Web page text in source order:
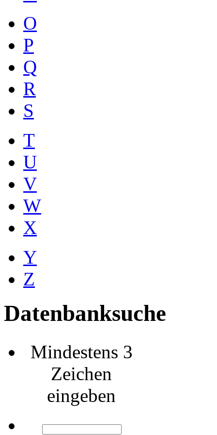
O
P
Q
R
S
T
U
V
W
X
Y
Z
Datenbanksuche
Mindestens 3
Zeichen
eingeben